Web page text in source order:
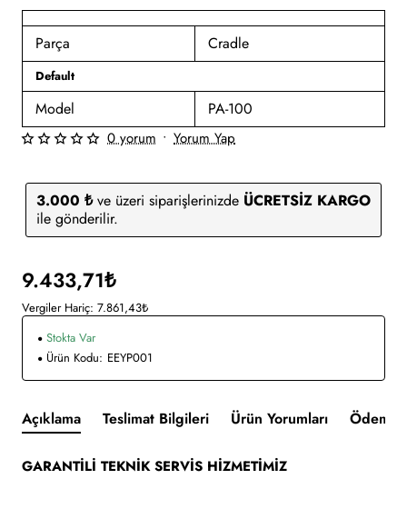
Parça Cradle
Default
Model PA-100
3.000 ₺ve üzeri siparişlerinizde ÜCRETSİZ KARGO
ile gönderilir.
0 yorum • Yorum Yap
9.433,71₺
Vergiler Hariç: 7.861,43₺
Stokta Var
Ürün Kodu: EEYP001
Açıklama Teslimat Bilgileri Ürün Yorumları Ödeme
GARANTİLİ TEKNİK SERVİS HİZMETİMİZ